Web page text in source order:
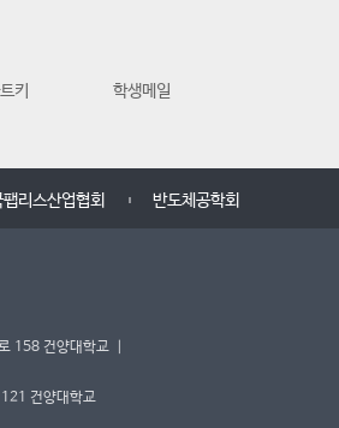
키 학생메일
리스산업협회 반도체공학회
158 건양대학교
건양대학교